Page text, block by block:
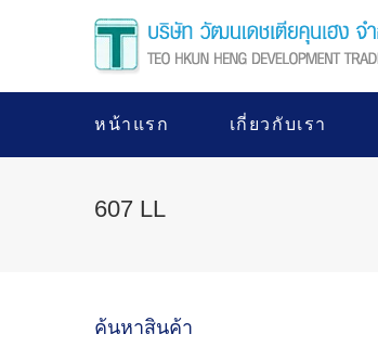
หน้าแรก เกี่ยวกับเรา
607 LL
ค้นหาสินค้า